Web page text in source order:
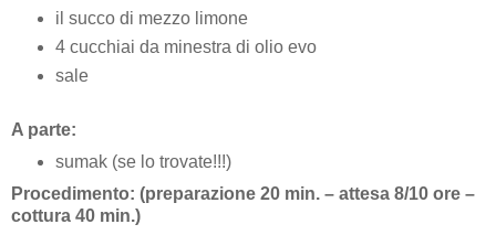
il succo di mezzo limone
4 cucchiai da minestra di olio evo
sale
A parte:
sumak (se lo trovate!!!)
Procedimento: (preparazione 20 min. – attesa 8/10 ore –
cottura 40 min.)